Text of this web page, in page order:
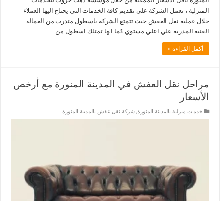
المنزلية ، تعمل الشركة علي تقديم كافة الخدمات التي يحتاج اليها العملاء
خلال عملية نقل العفش حيث تتمتع الشركة باسطول متدرب من العمالة
الفنية المدربة علي اعلي مستوي كما انها تمتلك اسطول من …
أكمل القراءة »
مراحل نقل العفش في المدينة المنورة مع أرخص
الأسعار
خدمات منزلية بالمدينة المنورة,شركة نقل عفش بالمدينة المنورة